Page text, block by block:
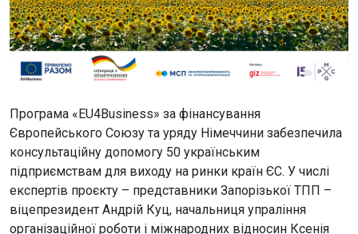
Програма «EU4Business» за фінансування
Європейського Союзу та уряду Німеччини забезпечила
консультаційну допомогу 50 українським
підприємствам для виходу на ринки країн ЄС. У числі
експертів проєкту – представники Запорізької ТПП –
віцепрезидент Андрій Куц, начальниця упраління
організаційної роботи і міжнародних відносин Ксенія